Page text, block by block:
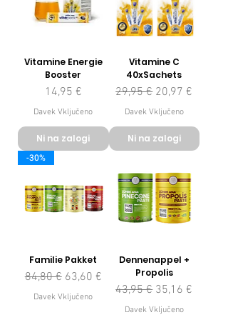
Vitamine Energie
Booster
Cena
14,95 €
Davek Vključeno
Ni na zalogi
Vitamine C
40xSachets
Redna cena
29,95 € Cena na
20,97 €
Davek Vključeno
Ni na zalogi
-30%
Familie Pakket
Redna cena
84,80 € Cena na razprodaji
63,60 €
Davek Vključeno
Dennenappel +
Propolis
Redna cena
43,95 € Cena na
35,16 €
Davek Vključeno